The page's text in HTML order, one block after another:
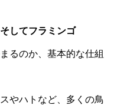
してフラミンゴ
るのか、基本的な仕組
やハトなど、多くの鳥